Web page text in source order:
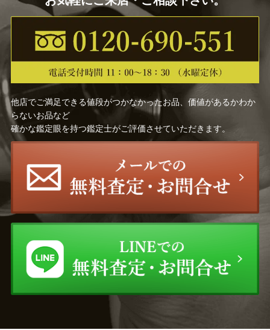
他店でご満足できる値段がつかなかったお品、価値があるかわか
らないお品など
確かな鑑定眼を持つ鑑定士がご評価させていただきます。